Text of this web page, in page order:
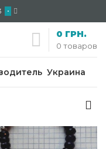
•
0 товаров
0 ГРН.
Украина